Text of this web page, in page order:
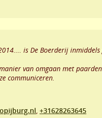
is De Boerderij
van omgaan met
communiceren.
, +31628263645